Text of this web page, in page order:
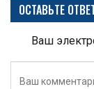
ОСТАВЬТЕ
Ваш